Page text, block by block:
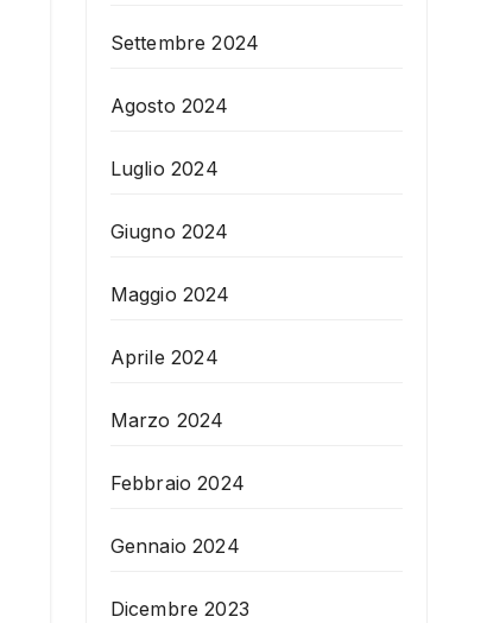
Settembre 2024
Agosto 2024
Luglio 2024
Giugno 2024
Maggio 2024
Aprile 2024
Marzo 2024
Febbraio 2024
Gennaio 2024
Dicembre 2023